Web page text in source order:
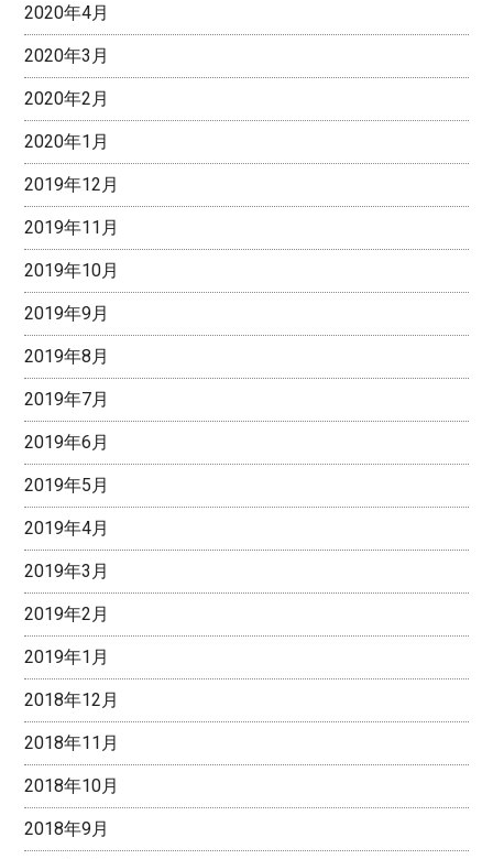
2020年4月
2020年3月
2020年2月
2020年1月
2019年12月
2019年11月
2019年10月
2019年9月
2019年8月
2019年7月
2019年6月
2019年5月
2019年4月
2019年3月
2019年2月
2019年1月
2018年12月
2018年11月
2018年10月
2018年9月